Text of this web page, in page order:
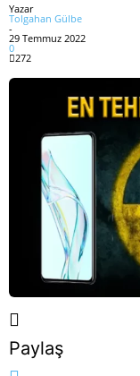
Yazar
Tolgahan Gülbe
-
29 Temmuz 2022
0
272
Paylaş